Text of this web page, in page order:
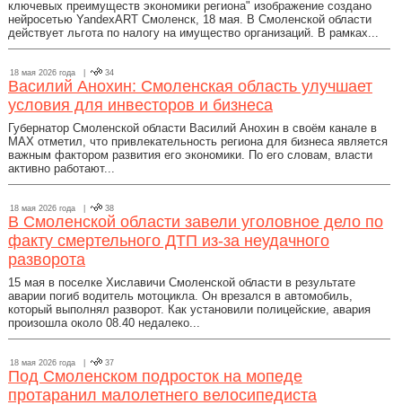
ключевых преимуществ экономики региона" изображение создано
нейросетью YandexART Смоленск, 18 мая. В Смоленской области
действует льгота по налогу на имущество организаций. В рамках...
18 мая 2026 года | 34
Василий Анохин: Смоленская область улучшает
условия для инвесторов и бизнеса
Губернатор Смоленской области Василий Анохин в своём канале в
МАХ отметил, что привлекательность региона для бизнеса является
важным фактором развития его экономики. По его словам, власти
активно работают...
18 мая 2026 года | 38
В Смоленской области завели уголовное дело по
факту смертельного ДТП из-за неудачного
разворота
15 мая в поселке Хиславичи Смоленской области в результате
аварии погиб водитель мотоцикла. Он врезался в автомобиль,
который выполнял разворот. Как установили полицейские, авария
произошла около 08.40 недалеко...
18 мая 2026 года | 37
Под Смоленском подросток на мопеде
протаранил малолетнего велосипедиста